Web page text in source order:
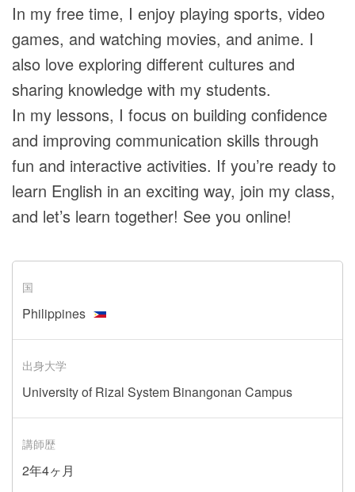
In my free time, I enjoy playing sports, video
games, and watching movies, and anime. I
also love exploring different cultures and
sharing knowledge with my students.
In my lessons, I focus on building confidence
and improving communication skills through
fun and interactive activities. If you’re ready to
learn English in an exciting way, join my class,
and let’s learn together! See you online!
国
Philippines
出身大学
University of Rizal System Binangonan Campus
講師歴
2年4ヶ月